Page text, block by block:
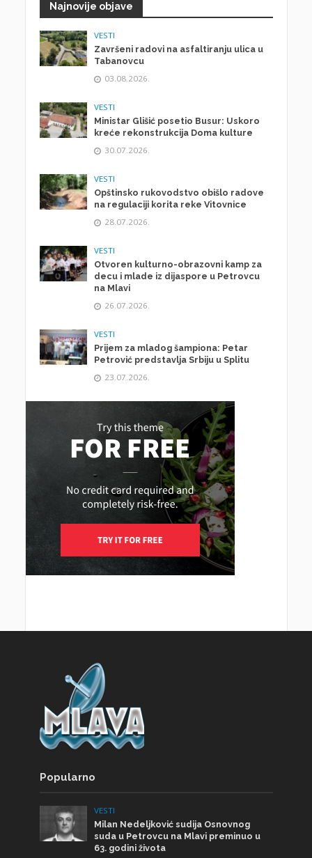
Najnovije objave
VESTI
Završeni radovi na asfaltiranju ulica u
Tabanovcu
03.08.2026.
VESTI
Ministar Glišić posetio Busur: Uskoro
kreće rekonstrukcija Doma kulture
30.07.2026.
VESTI
Opštinsko rukovodstvo obišlo radove
na regulaciji korita reke Vitovnice
28.07.2026.
VESTI
Otvoren kulturno-obrazovni kamp za
decu i mlade iz dijaspore u Petrovcu
na Mlavi
26.07.2026.
VESTI
Prijem za mladog šampiona: Petar
Petrović predstavlja Srbiju u Splitu
23.07.2026.
Popularno
VESTI
Milan Nedeljković sudija Osnovnog
suda u Petrovcu na Mlavi preminuo u
63. godini života